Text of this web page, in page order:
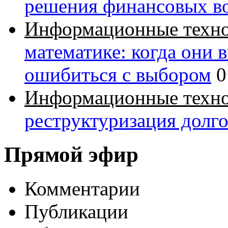
решения финансовых
Информационные
математике: когда они
ошибиться с выбором 0
Информационные
реструктуризация
Прямой эфир
Комментарии
Публикации